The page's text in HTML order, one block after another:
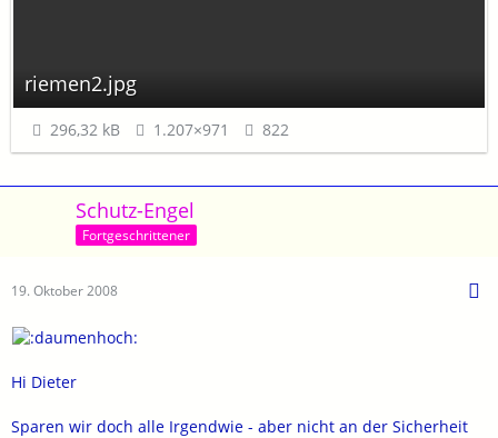
riemen2.jpg
296,32 kB 1.207×971 822
Schutz-Engel
Fortgeschrittener
19. Oktober 2008
Hi Dieter
Sparen wir doch alle Irgendwie - aber nicht an der Sicherheit